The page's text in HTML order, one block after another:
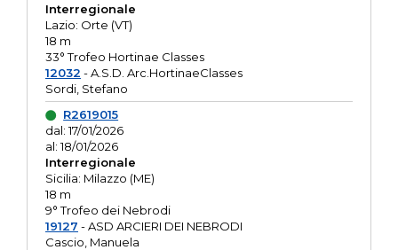
Interregionale
Lazio: Orte (VT)
18 m
33° Trofeo Hortinae Classes
12032 - A.S.D. Arc.HortinaeClasses
Sordi, Stefano
R2619015
dal: 17/01/2026
al: 18/01/2026
Interregionale
Sicilia: Milazzo (ME)
18 m
9° Trofeo dei Nebrodi
19127 - ASD ARCIERI DEI NEBRODI
Cascio, Manuela